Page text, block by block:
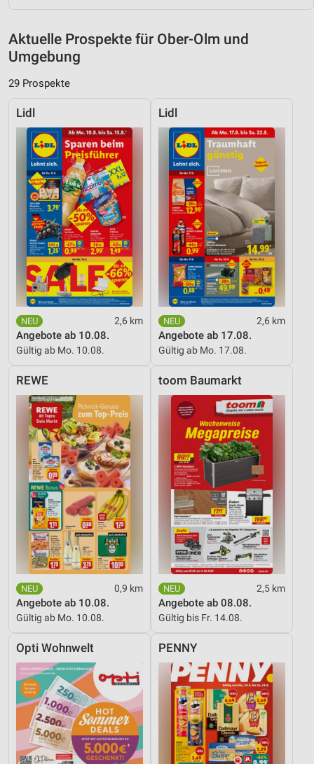
Aktuelle Prospekte für Ober-Olm und
Umgebung
29 Prospekte
Lidl
2,6 km
Angebote ab 10.08.
Gültig ab Mo. 10.08.
Lidl
2,6 km
Angebote ab 17.08.
Gültig ab Mo. 17.08.
REWE
0,9 km
Angebote ab 10.08.
Gültig ab Mo. 10.08.
toom Baumarkt
2,5 km
Angebote ab 08.08.
Gültig bis Fr. 14.08.
Opti Wohnwelt PENNY